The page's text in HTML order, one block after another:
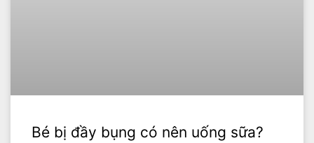
Bé bị đầy bụng có nên uống sữa?